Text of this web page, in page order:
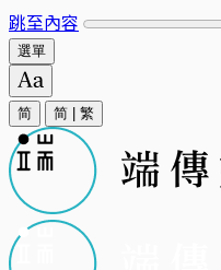
跳至內容
選單
简 简 繁